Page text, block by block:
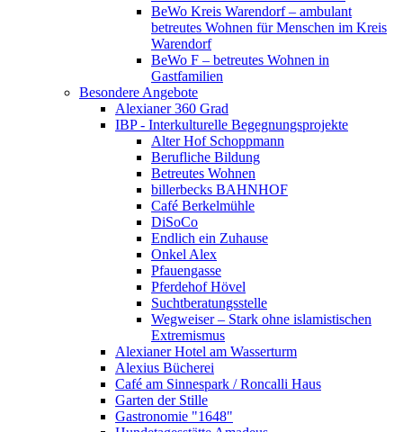
BeWo Kreis Warendorf – ambulant
betreutes Wohnen für Menschen im Kreis
Warendorf
BeWo F – betreutes Wohnen in
Gastfamilien
Besondere Angebote
Alexianer 360 Grad
IBP - Interkulturelle Begegnungsprojekte
Alter Hof Schoppmann
Berufliche Bildung
Betreutes Wohnen
billerbecks BAHNHOF
Café Berkelmühle
DiSoCo
Endlich ein Zuhause
Onkel Alex
Pfauengasse
Pferdehof Hövel
Suchtberatungsstelle
Wegweiser – Stark ohne islamistischen
Extremismus
Alexianer Hotel am Wasserturm
Alexius Bücherei
Café am Sinnespark / Roncalli Haus
Garten der Stille
Gastronomie "1648"